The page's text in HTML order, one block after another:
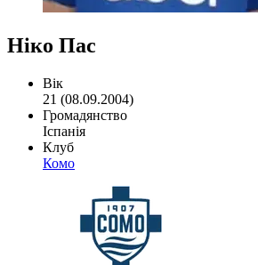
Ніко Пас
Вік
21 (08.09.2004)
Громадянство
Іспанія
Клуб
Комо